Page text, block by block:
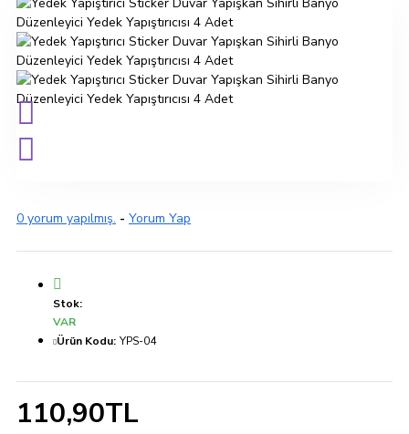
0 yorum yapılmış. - Yorum Yap
110,90TL
Stok:
VAR
Ürün Kodu: YPS-04